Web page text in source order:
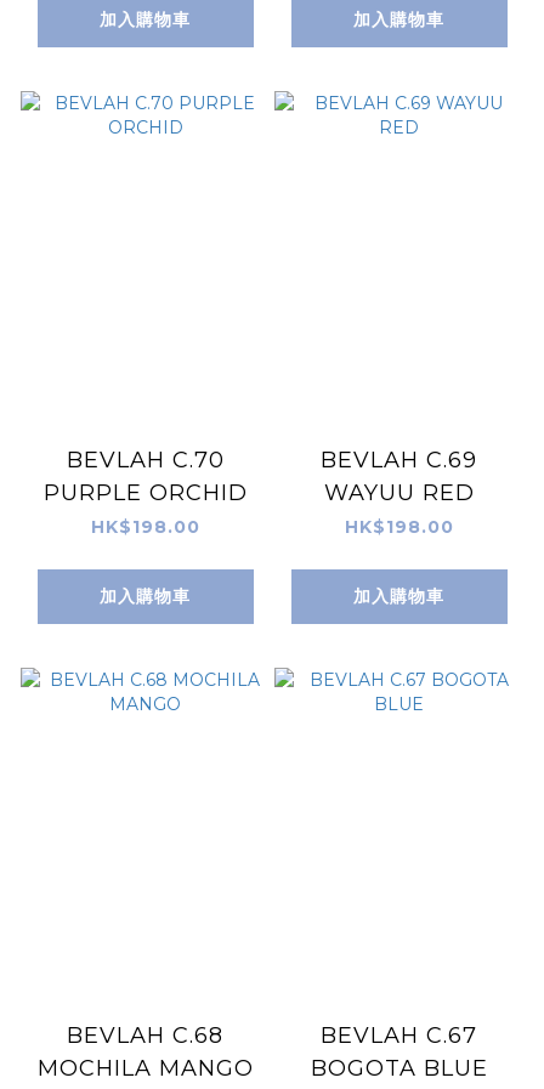
加入購物車 加入購物車
BEVLAH C.70
PURPLE ORCHID
HK$198.00
加入購物車
BEVLAH C.69
WAYUU RED
HK$198.00
加入購物車
BEVLAH C.68
MOCHILA MANGO
BEVLAH C.67
BOGOTA BLUE